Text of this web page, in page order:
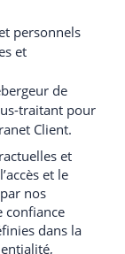
personnels
et
de
traitant pour
Client.
et
et le
nos
confiance
dans la